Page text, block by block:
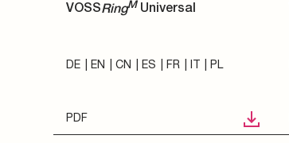
VOSSRingMUniversal
DE EN CN ES FR IT PL
PDF